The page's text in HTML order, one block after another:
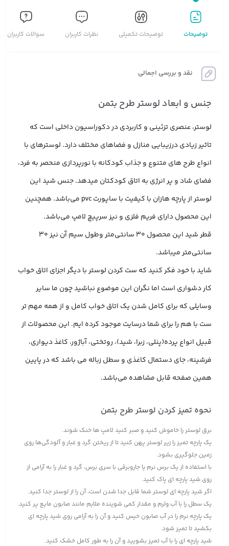
توضیحات توضیحات تکمیلی نظرات کاربران سوالات کاربران
نقد و بررسی اجمالی
جنس و ابعاد لوستر طرح بتمن
لوستر، عنصری تزئینی و کاربردی در دکوراسیون داخلی است که
تاثیر زیادی درزیبایی منازل و فضاهای مختلف دارد. لوسترهای با
انواع طرح های متنوع و جذاب کودکانه با نورپردازی منحصر به فرد،
فضای شاد و پر انرژی به اتاق کودکتان میدهد. جنس شید این
لوستر از پارچه هازان با کیفیت با ساپورت pvc می‌باشد. همچنین
این محصول دارای فریم فلزی و نیز سرپیچ لامپ می‌باشد.
قطر شید این محصول 30 سانتی‌متر وطول سیم آن نیز 30
سانتی‌متر میباشد.
شاید با خود فکر کنید که ست کردن لوستر با دیگر اجزای اتاق خواب
کار دشواری است اما نگران این موضوع نباشید چون ما سایر
وسایلی که برای کامل شدن یک اتاق خواب کامل و از همه مهم تر
ست با هم را برای شما درسایت موجود کرده ایم. این محصولات از
قبیل انواع پرده(پنلی، زبرا، شید)، روتختی، آباژور، کاغذ دیواری،
فرشینه، جای دستمال کاغذی و سطل زباله می باشد که در پایین
همین صفحه قابل مشاهده می‌باشد.
نحوه تمیز کردن لوستر طرح بتمن
برق لوستر را خاموش کنید و صبر کنید لامپ ها خنک شوند.
یک پارچه تمیز را زیر لوستر پهن کنید تا از ریختن گرد و غبار و آلودگی‌ها روی
زمین جلوگیری بشود.
با استفاده از یک برس نرم یا جاروبرقی با سری برس، گرد و غبار را به آرامی از
روی شید پارچه ای پاک کنید.
اگر شید پارچه ای لوستر شما قابل جدا شدن است، آن را از لوستر جدا کنید.
یک سطل را با آب ولرم و مقدار کمی شوینده ملایم مانند صابون مایع پر کنید.
یک پارچه نرم را در آب صابون خیس کنید و آن را به آرامی روی شید پارچه ای
بکشید تا تمیز شود.
شید پارچه ای را با آب تمیز بشویید و آن را به طور کامل خشک کنید.